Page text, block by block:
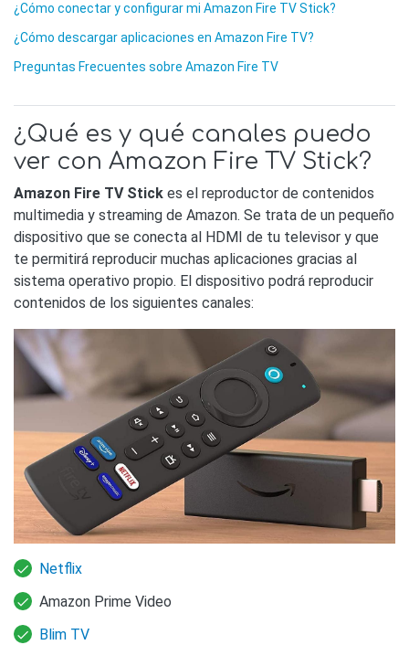
¿Cómo conectar y configurar mi Amazon Fire TV Stick?
¿Cómo descargar aplicaciones en Amazon Fire TV?
Preguntas Frecuentes sobre Amazon Fire TV
¿Qué es y qué canales puedo
ver con Amazon Fire TV Stick?
Amazon Fire TV Stick es el reproductor de contenidos
multimedia y streaming de Amazon. Se trata de un pequeño
dispositivo que se conecta al HDMI de tu televisor y que
te permitirá reproducir muchas aplicaciones gracias al
sistema operativo propio. El dispositivo podrá reproducir
contenidos de los siguientes canales:
Netflix
Amazon Prime Video
Blim TV